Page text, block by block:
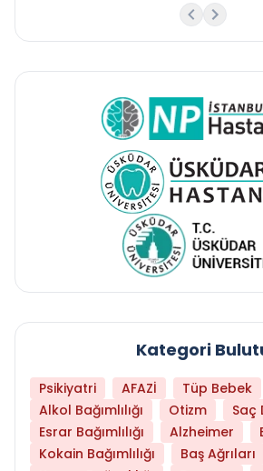
Kategori
Psikiyatri AFAZİ
Tüp Bebek
Alkol Bağımlılığı
Otizm
Saç
Esrar Bağımlılığı
Alzheimer
Kokain Bağımlılığı
Baş Ağrıları